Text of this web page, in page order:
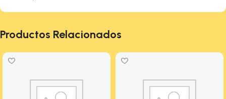
Productos Relacionados